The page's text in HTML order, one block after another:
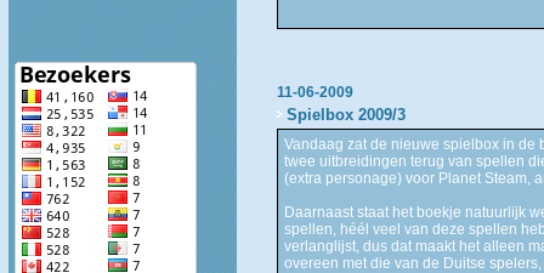
11-06-2009
Spielbox 2009/3
Vandaag zat de nieuwe spielbox in de
twee uitbreidingen terug van spellen
(extra personage) voor Planet Steam,
Daarnaast staat het boekje natuurlijk
spellen, héél veel van deze spellen
verlanglijst, dus dat maakt het alleen
overeen met die van de Duitse